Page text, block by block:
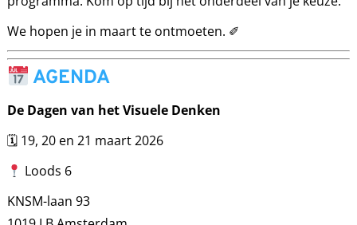
We hopen je in maart te ontmoeten. ✐
AGENDA
De Dagen van het Visuele Denken
🗓 19, 20 en 21 maart 2026
Loods 6
KNSM-laan 93